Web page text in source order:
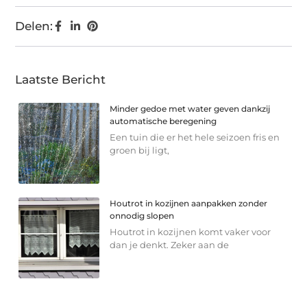
Delen:
Laatste Bericht
Minder gedoe met water geven dankzij
automatische beregening
Een tuin die er het hele seizoen fris en
groen bij ligt,
Houtrot in kozijnen aanpakken zonder
onnodig slopen
Houtrot in kozijnen komt vaker voor
dan je denkt. Zeker aan de